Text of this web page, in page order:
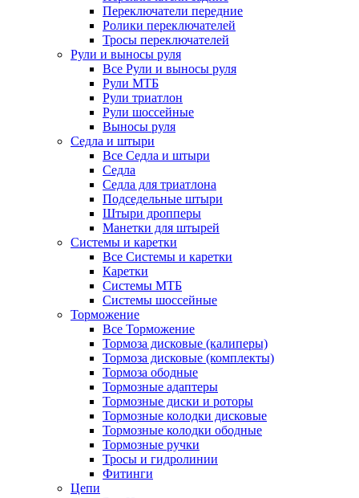
Переключатели передние
Ролики переключателей
Тросы переключателей
Рули и выносы руля
Все Рули и выносы руля
Рули МТБ
Рули триатлон
Рули шоссейные
Выносы руля
Седла и штыри
Все Седла и штыри
Седла
Седла для триатлона
Подседельные штыри
Штыри дропперы
Манетки для штырей
Системы и каретки
Все Системы и каретки
Каретки
Системы МТБ
Системы шоссейные
Торможение
Все Торможение
Тормоза дисковые (калиперы)
Тормоза дисковые (комплекты)
Тормоза ободные
Тормозные адаптеры
Тормозные диски и роторы
Тормозные колодки дисковые
Тормозные колодки ободные
Тормозные ручки
Тросы и гидролинии
Фитинги
Цепи